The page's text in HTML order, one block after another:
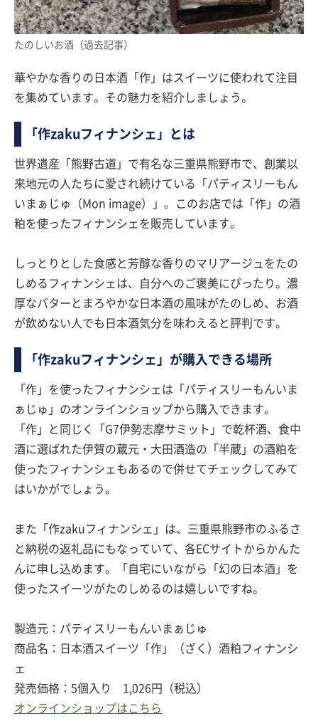
たのしいお酒（過去記事）
華やかな香りの日本酒「作」はスイーツに使われて注目
を集めています。その魅力を紹介しましょう。
「作zakuフィナンシェ」とは
世界遺産「熊野古道」で有名な三重県熊野市で、創業以
来地元の人たちに愛され続けている「パティスリーもん
いまぁじゅ（Mon image）」。このお店では「作」の酒
粕を使ったフィナンシェを販売しています。
しっとりとした食感と芳醇な香りのマリアージュをたの
しめるフィナンシェは、自分へのご褒美にぴったり。濃
厚なバターとまろやかな日本酒の風味がたのしめ、お酒
が飲めない人でも日本酒気分を味わえると評判です。
「作zakuフィナンシェ」が購入できる場所
「作」を使ったフィナンシェは「パティスリーもんいま
ぁじゅ」のオンラインショップから購入できます。
「作」と同じく「G7伊勢志摩サミット」で乾杯酒、食中
酒に選ばれた伊賀の蔵元・大田酒造の「半蔵」の酒粕を
使ったフィナンシェもあるので併せてチェックしてみて
はいかがでしょう。
また「作zakuフィナンシェ」は、三重県熊野市のふるさ
と納税の返礼品にもなっていて、各ECサイトからかんた
んに申し込めます。「自宅にいながら「幻の日本酒」を
使ったスイーツがたのしめるのは嬉しいですね。
製造元：パティスリーもんいまぁじゅ
商品名：日本酒スイーツ「作」（ざく）酒粕フィナンシ
ェ
発売価格：5個入り 1,026円（税込）
オンラインショップはこちら